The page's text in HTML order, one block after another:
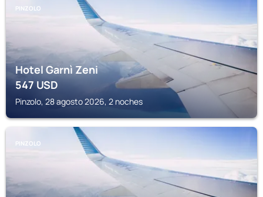
PINZOLO
Hotel Garnì Zeni
547USD
Pinzolo, 28 agosto 2026, 2 noches
PINZOLO